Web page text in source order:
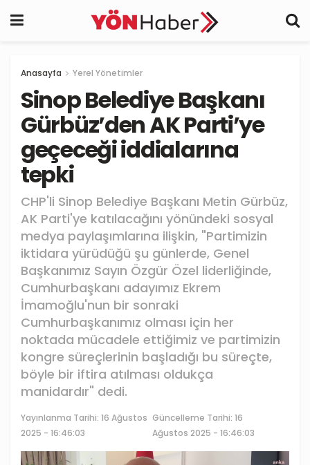
Anasayfa Yerel Yönetimler
Sinop Belediye Başkanı
Gürbüz’den AK Parti’ye
geçeceği iddialarına
tepki
CHP'li Sinop Belediye Başkanı Metin Gürbüz,
AK Parti'ye katılacağını yönündeki sosyal
medya paylaşımlarına ilişkin, "Partimizin
iktidara yürüdüğü şu günlerde, Genel
Başkanımız Sayın Özgür Özel liderliğinde,
Cumhurbaşkanı adayımız Ekrem
İmamoğlu'nun bir sonraki
Cumhurbaşkanımız olması için her
noktada mücadele ettiğimiz ve partimizin
kongre süreçlerinin başladığı bu süreçte,
böyle bir iftira atılması oldukça
manidardır" dedi.
Yayınlanma Tarihi: 16 Ağustos
2025 - 16:46:03
Güncelleme Tarihi: 16
Ağustos 2025 - 16:46:03